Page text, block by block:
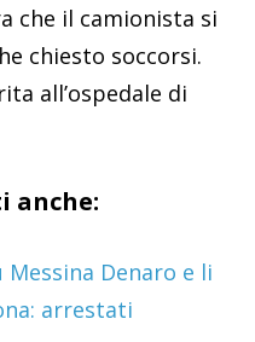
che il camionista si
chiesto soccorsi.
all’ospedale di
anche:
Denaro e li
arrestati